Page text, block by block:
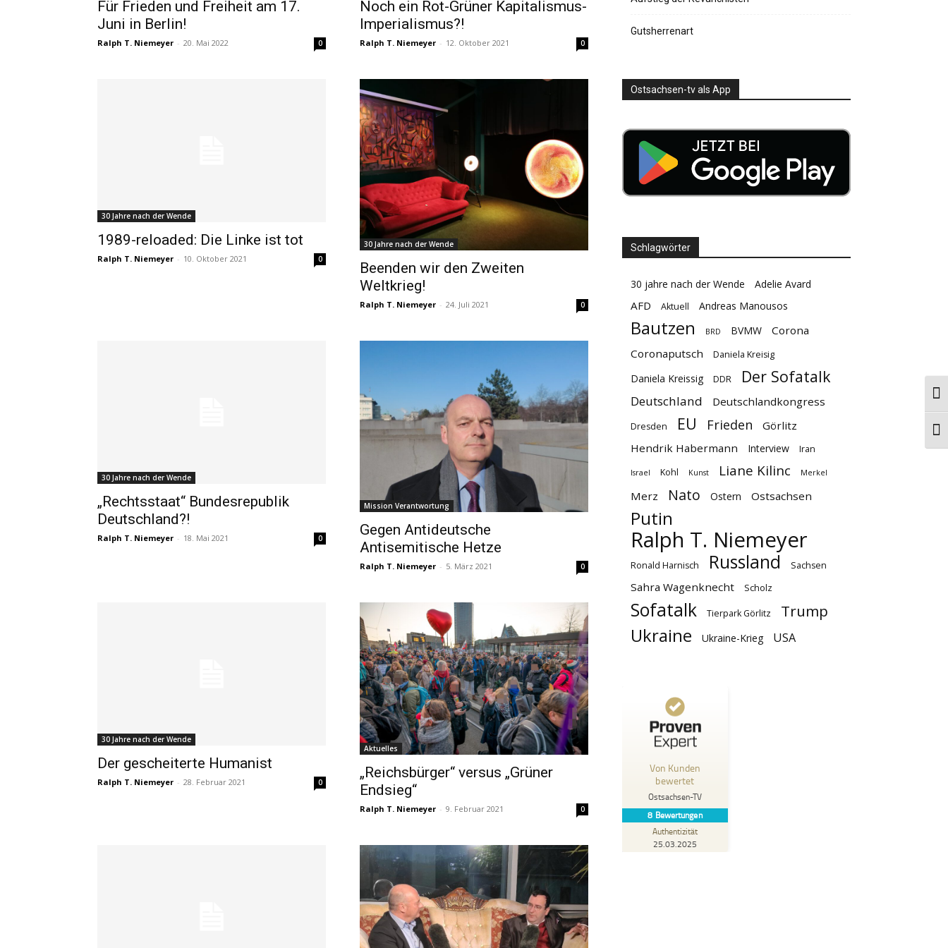
Für Frieden und Freiheit am 17.
Juni in Berlin!
Ralph T. Niemeyer - 20. Mai 2022 0
Noch ein Rot-Grüner Kapitalismus-
Imperialismus?!
Ralph T. Niemeyer - 12. Oktober 2021 0
30 Jahre nach der Wende
1989-reloaded: Die Linke ist tot
Ralph T. Niemeyer - 10. Oktober 2021 0
30 Jahre nach der Wende
Beenden wir den Zweiten
Weltkrieg!
Ralph T. Niemeyer - 24. Juli 2021 0
30 Jahre nach der Wende
„Rechtsstaat“ Bundesrepublik
Deutschland?!
Ralph T. Niemeyer - 18. Mai 2021 0
Mission Verantwortung
Gegen Antideutsche
Antisemitische Hetze
Ralph T. Niemeyer - 5. März 2021 0
30 Jahre nach der Wende
Der gescheiterte Humanist
Ralph T. Niemeyer - 28. Februar 2021 0
Aktuelles
„Reichsbürger“ versus „Grüner
Endsieg“
Ralph T. Niemeyer - 9. Februar 2021 0
Gutsherrenart
Ostsachsen-tv als App
Schlagwörter
30 jahre nach der Wende Adelie Avard
AFD Aktuell Andreas Manousos
Bautzen BRD BVMW
Corona
Coronaputsch
Daniela Kreisig
Daniela Kreissig DDR Der Sofatalk
Deutschland Deutschlandkongress
Dresden EU Frieden
Görlitz
Hendrik Habermann
Interview Iran
Israel Kohl Kunst Liane Kilinc Merkel
Merz Nato Ostern Ostsachsen
Putin
Ralph T. Niemeyer
Ronald Harnisch Russland Sachsen
Sahra Wagenknecht Scholz
Sofatalk Tierpark Görlitz Trump
Ukraine Ukraine-Krieg USA
Von Kunden
bewertet
Ostsachsen-TV
8 Bewertungen
Authentizität
25.03.2025
Kundenbewertungen und Erfahrungen zu
Ostsachsen-TV
ProvenExpert.com
8
Profil ansehen
Erfahren Sie mehr über dieses Bewertungssiegel